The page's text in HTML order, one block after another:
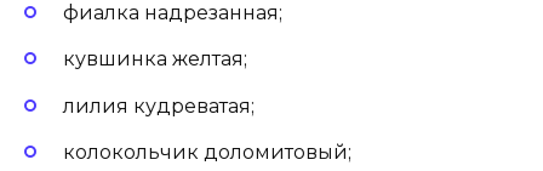
фиалка надрезанная;
кувшинка желтая;
лилия кудреватая;
колокольчик доломитовый;